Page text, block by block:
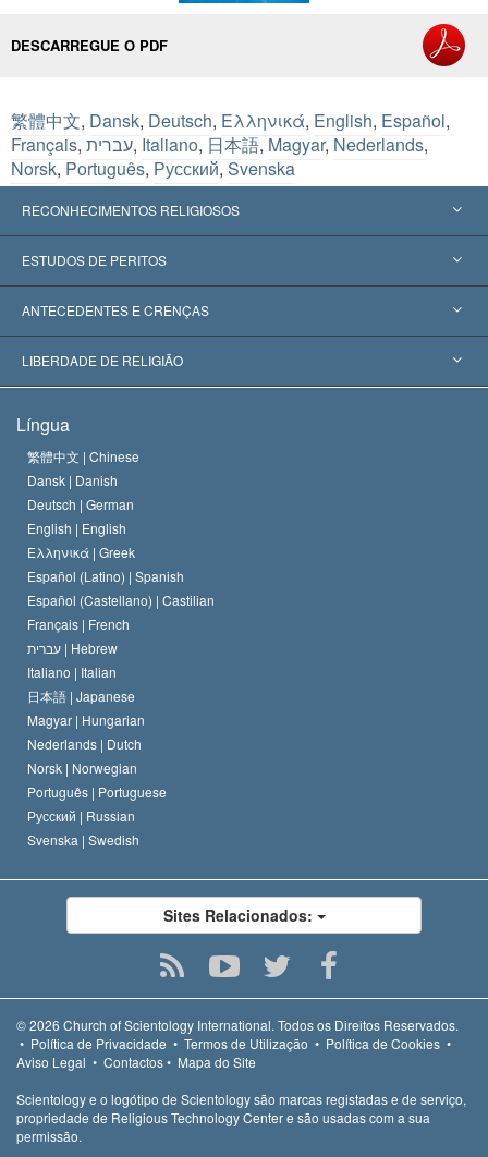
DESCARREGUE O PDF
繁體中文, Dansk, Deutsch, Ελληνικά, English, Español,
Français, עברית, Italiano, 日本語, Magyar, Nederlands,
Norsk, Português, Русский, Svenska
RECONHECIMENTOS RELIGIOSOS
Estados Unidos
Reconhecimentos Mundiais
Decisões Históricas
ESTUDOS DE PERITOS
Apreciações por Categoria
Os Peritos Mais Proeminentes do Mundo
ANTECEDENTES E CRENÇAS
L. Ron Hubbard
O Credo da Igreja de Scientology
O Código de Um Scientologist
David Miscavige
LIBERDADE DE RELIGIÃO
Normas Internacionais de Direitos Humanos
Proclamação sobre Religião
Língua
繁體中文 | Chinese
Dansk | Danish
Deutsch | German
English | English
Ελληνικά | Greek
Español (Latino) | Spanish
Español (Castellano) | Castilian
Français | French
עברית | Hebrew
Italiano | Italian
日本語 | Japanese
Magyar | Hungarian
Nederlands | Dutch
Norsk | Norwegian
Português | Portuguese
Русский | Russian
Svenska | Swedish
Sites Relacionados:
© 2026 Church of Scientology International. Todos os Direitos Reservados.
• Política de Privacidade • Termos de Utilização • Política de Cookies •
Aviso Legal • Contactos• Mapa do Site
Scientology e o logótipo de Scientology são marcas registadas e de serviço,
propriedade de Religious Technology Center e são usadas com a sua
permissão.